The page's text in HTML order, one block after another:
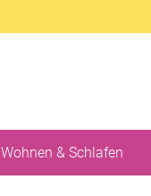
Wohnen & Schlafen